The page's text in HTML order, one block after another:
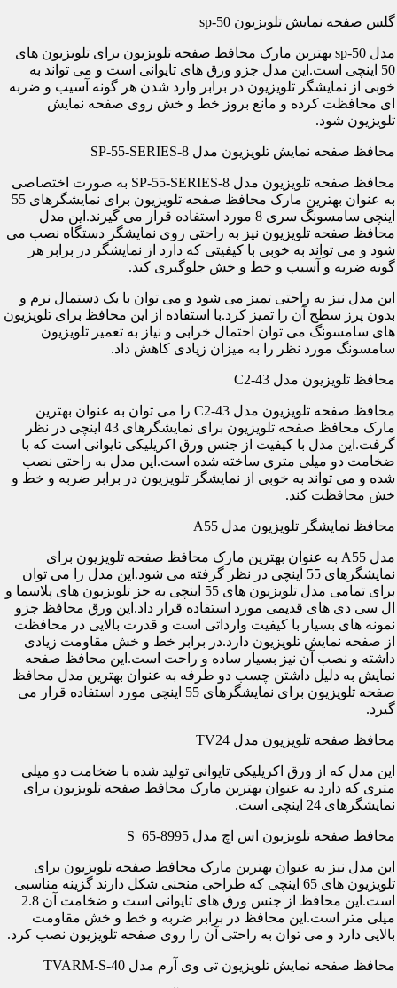
گلس صفحه نمایش تلویزیون sp-50
مدل sp-50 بهترین مارک محافظ صفحه تلویزیون برای تلویزیون های
50 اینچی است.این مدل جزو ورق های تایوانی است و می تواند به
خوبی از نمایشگر تلویزیون در برابر وارد شدن هر گونه آسیب و ضربه
ای محافظت کرده و مانع بروز خط و خش روی صفحه نمایش
تلویزیون شود.
محافظ صفحه نمایش تلویزیون مدل SP-55-SERIES-8
محافظ صفحه تلویزیون مدل SP-55-SERIES-8 به صورت اختصاصی
به عنوان بهترین مارک محافظ صفحه تلویزیون برای نمایشگرهای 55
اینچی سامسونگ سری 8 مورد استفاده قرار می گیرند.این مدل
محافظ صفحه تلویزیون نیز به راحتی روی نمایشگر دستگاه نصب می
شود و می تواند به خوبی با کیفیتی که دارد از نمایشگر در برابر هر
گونه ضربه و آسیب و خط و خش جلوگیری کند.
این مدل نیز به راحتی تمیز می شود و می توان با یک دستمال نرم و
بدون پرز سطح آن را تمیز کرد.با استفاده از این محافظ برای تلویزیون
های سامسونگ می توان احتمال خرابی و نیاز به تعمیر تلویزیون
سامسونگ مورد نظر را به میزان زیادی کاهش داد.
محافظ تلویزیون مدل C2-43
محافظ صفحه تلویزیون مدل C2-43 را می توان به عنوان بهترین
مارک محافظ صفحه تلویزیون برای نمایشگرهای 43 اینچی در نظر
گرفت.این مدل با کیفیت از جنس ورق اکریلیکی تایوانی است که با
ضخامت دو میلی متری ساخته شده است.این مدل به راحتی نصب
شده و می تواند به خوبی از نمایشگر تلویزیون در برابر ضربه و خط و
خش محافظت کند.
محافظ نمایشگر تلویزیون مدل A55
مدل A55 به عنوان بهترین مارک محافظ صفحه تلویزیون برای
نمایشگرهای 55 اینچی در نظر گرفته می شود.این مدل را می توان
برای تمامی مدل تلویزیون های 55 اینچی به جز تلویزیون های پلاسما و
ال سی دی های قدیمی مورد استفاده قرار داد.این ورق محافظ جزو
نمونه های بسیار با کیفیت وارداتی است و قدرت بالایی در محافظت
از صفحه نمایش تلویزیون دارد.در برابر خط و خش مقاومت زیادی
داشته و نصب آن نیز بسیار ساده و راحت است.این محافظ صفحه
نمایش به دلیل داشتن چسب دو طرفه به عنوان بهترین مدل محافظ
صفحه تلویزیون برای نمایشگرهای 55 اینچی مورد استفاده قرار می
گیرد.
محافظ صفحه تلویزیون مدل TV24
این مدل که از ورق اکریلیکی تایوانی تولید شده با ضخامت دو میلی
متری که دارد به عنوان بهترین مارک محافظ صفحه تلویزیون برای
نمایشگرهای 24 اینچی است.
محافظ صفحه تلویزیون اس اچ مدل S_65-8995
این مدل نیز به عنوان بهترین مارک محافظ صفحه تلویزیون برای
تلویزیون های 65 اینچی که طراحی منحنی شکل دارند گزینه مناسبی
است.این محافظ از جنس ورق های تایوانی است و ضخامت آن 2.8
میلی متر است.این محافظ در برابر ضربه و خط و خش مقاومت
بالایی دارد و می توان به راحتی آن را روی صفحه تلویزیون نصب کرد.
محافظ صفحه نمایش تلویزیون تی وی آرم مدل TVARM-S-40